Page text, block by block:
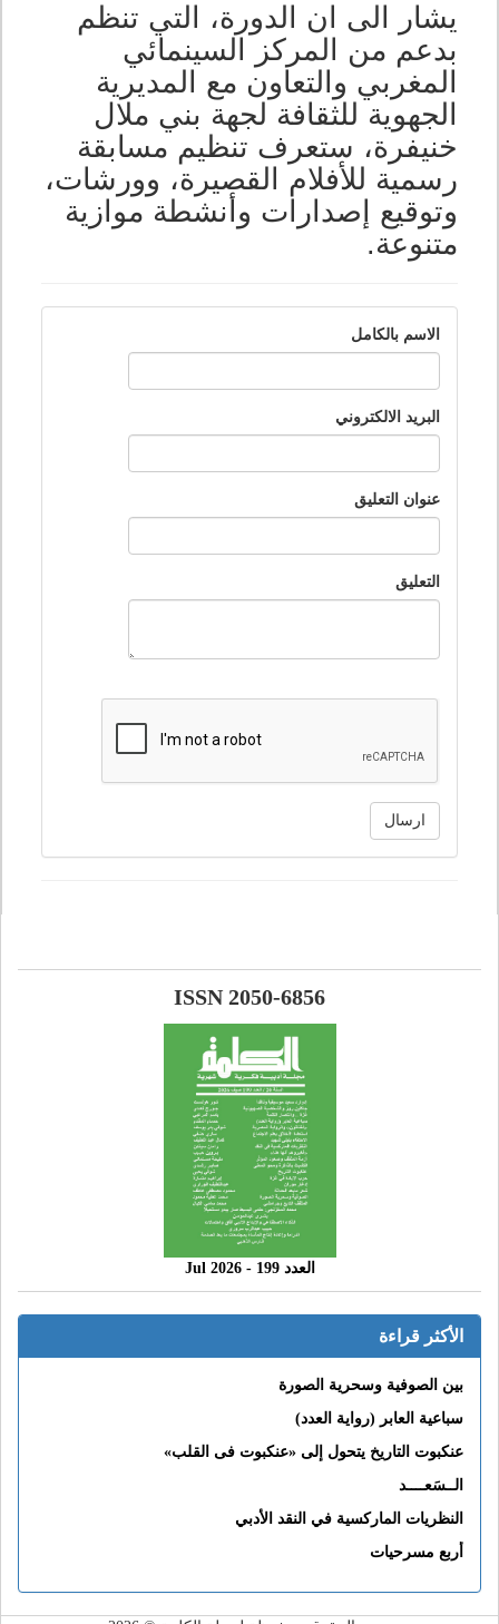
يشار الى ان الدورة، التي تنظم
بدعم من المركز السينمائي
المغربي والتعاون مع المديرية
الجهوية للثقافة لجهة بني ملال
خنيفرة، ستعرف تنظيم مسابقة
رسمية للأفلام القصيرة، وورشات،
وتوقيع إصدارات وأنشطة موازية
متنوعة.
الاسم بالكامل
البريد الالكتروني
عنوان التعليق
التعليق
ارسال
ISSN 2050-6856
العدد 199 - 2026 Jul
الأكثر قراءة
بين الصوفية وسحرية الصورة
سباعية العابر (رواية العدد)
عنكبوت التاريخ يتحول إلى «عنكبوت فى القلب»
الــسَعــــد
النظريات الماركسية في النقد الأدبي
أربع مسرحيات